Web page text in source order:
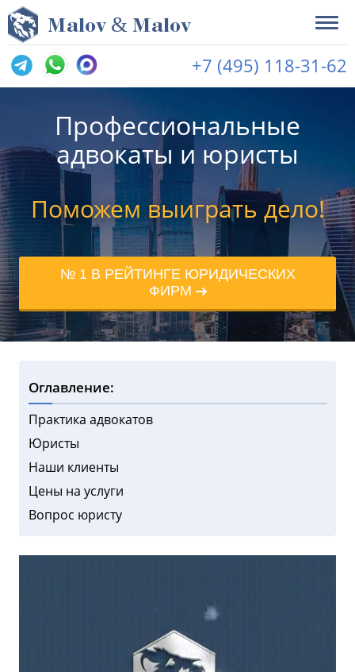
Malov & Malov
+7 (495) 118-31-62
Профессиональные
адвокаты и юристы
Поможем выиграть дело!
№ 1 В РЕЙТИНГЕ ЮРИДИЧЕСКИХ
ФИРМ
Оглавление:
Практика адвокатов
Юристы
Наши клиенты
Цены на услуги
Вопрос юристу